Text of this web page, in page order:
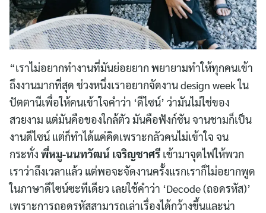
“เราไม่อยากทำงานที่มันย่อยยาก พยายามทำให้ทุกคนเข้า
ถึงงานมากที่สุด ช่วงหนึ่งเราอยากจัดงาน design week ใน
ปัตตานีเพื่อให้คนเข้าใจคำว่า ‘ดีไซน์’ ว่ามันไม่ใช่ของ
สวยงาม แต่มันคือของใกล้ตัว มันคือฟังก์ชัน จานชามก็เป็น
งานดีไซน์ แต่ก็ทำได้แค่คิดเพราะกลัวคนไม่เข้าใจ จน
กระทั่ง พี่หมู-นนทวัฒน์ เจริญชาศรี เข้ามาจุดไฟให้พวก
เราว่าถึงเวลาแล้ว แต่พอจะจัดงานครั้งแรกเราก็ไม่อยากพูด
ในภาษาดีไซน์ซะทีเดียว เลยใช้คำว่า ‘Decode (ถอดรหัส)’
เพราะการถอดรหัสสามารถเล่าเรื่องได้กว้างขึ้นและน่า